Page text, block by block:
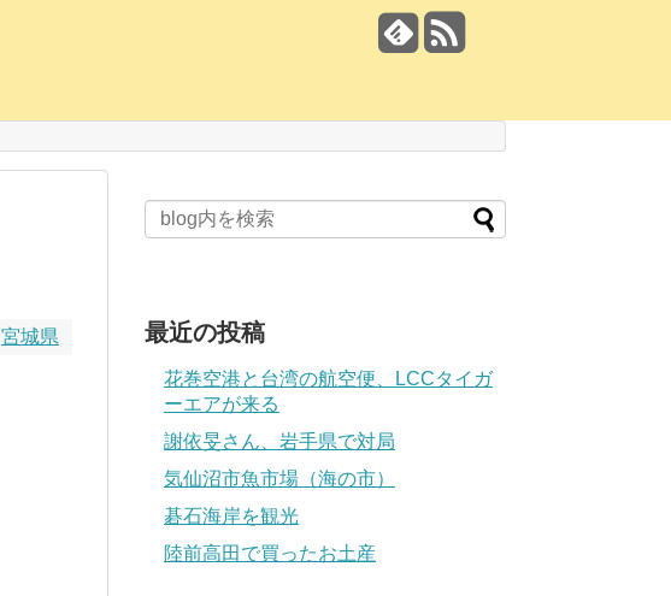
宮城県 最近の投稿
花巻空港と台湾の航空便、LCCタイガ
ーエアが来る
謝依旻さん、岩手県で対局
気仙沼市魚市場（海の市）
碁石海岸を観光
陸前高田で買ったお土産